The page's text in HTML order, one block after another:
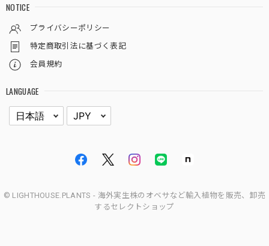
NOTICE
プライバシーポリシー
特定商取引法に基づく表記
会員規約
LANGUAGE
© LIGHTHOUSE.PLANTS - 海外実生株のオベサなど輸入植物を販売、卸売
するセレクトショップ